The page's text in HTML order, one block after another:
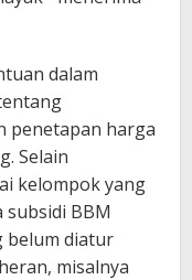
dalam
penetapan harga
Selain
kelompok yang
subsidi BBM
belum diatur
misalnya